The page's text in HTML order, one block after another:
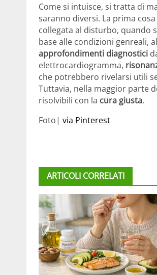
Come si intuisce, si tratta di
saranno diversi. La prima
collegata al disturbo, quando
base alle condizioni genreali,
approfondimenti diagnostici
elettrocardiogramma,
che potrebbero rivelarsi utili
Tuttavia, nella maggior parte
risolvibili con la cura giusta.
Foto| via Pinterest
ARTICOLI CORRELATI